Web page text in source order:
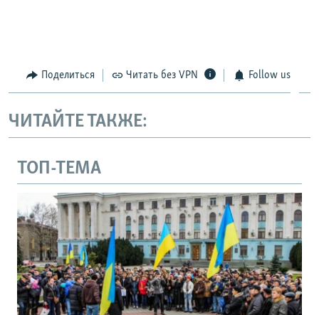
Поделиться Читать без VPN Follow us
ЧИТАЙТЕ ТАКЖЕ:
ТОП-ТЕМА